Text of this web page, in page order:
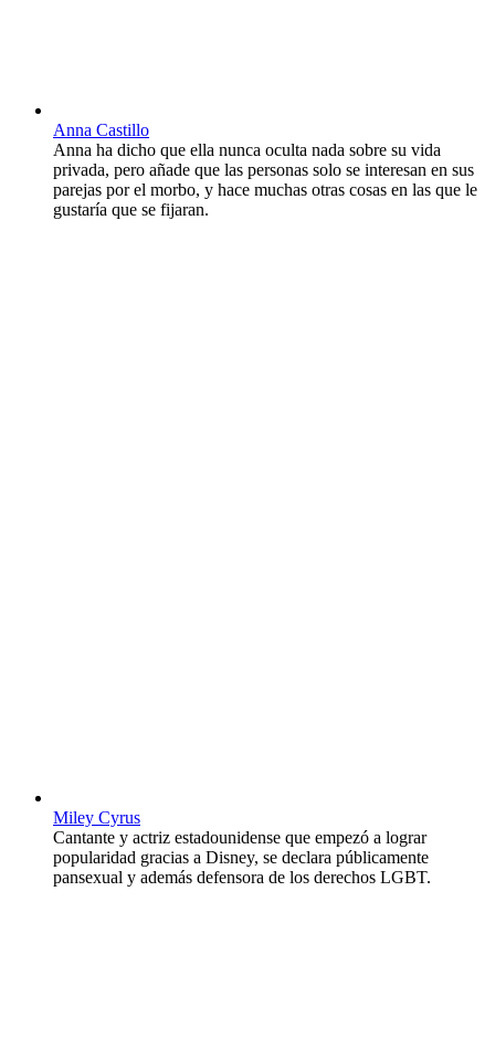
Anna Castillo
Anna ha dicho que ella nunca oculta nada sobre su vida
privada, pero añade que las personas solo se interesan en sus
parejas por el morbo, y hace muchas otras cosas en las que le
gustaría que se fijaran.
Miley Cyrus
Cantante y actriz estadounidense que empezó a lograr
popularidad gracias a Disney, se declara públicamente
pansexual y además defensora de los derechos LGBT.